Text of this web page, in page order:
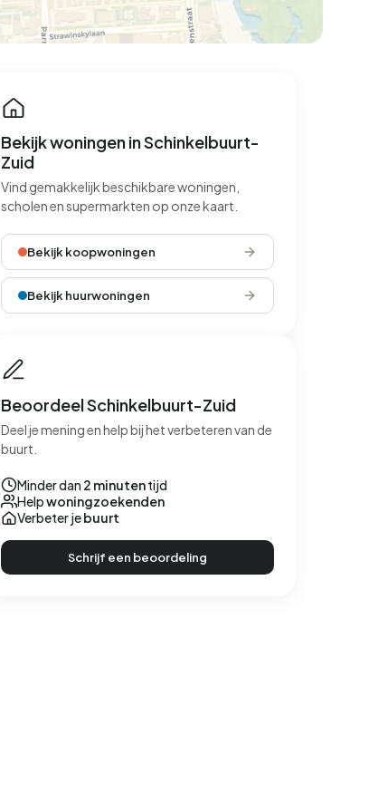
Bekijk woningen in Schinkelbuurt-
Zuid
Vind gemakkelijk beschikbare woningen,
scholen en supermarkten op onze kaart.
Bekijk koopwoningen
Bekijk huurwoningen
Beoordeel Schinkelbuurt-Zuid
Deel je mening en help bij het verbeteren van de
buurt.
Minder dan 2 minutentijd
Helpwoningzoekenden
Verbeter jebuurt
Schrijf een beoordeling